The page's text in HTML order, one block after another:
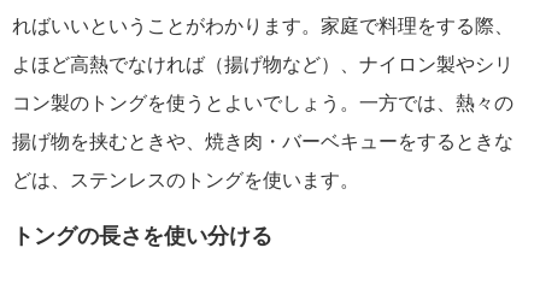
ればいいということがわかります。家庭で料理をする際、
よほど高熱でなければ（揚げ物など）、ナイロン製やシリ
コン製のトングを使うとよいでしょう。一方では、熱々の
揚げ物を挟むときや、焼き肉・バーベキューをするときな
どは、ステンレスのトングを使います。
トングの長さを使い分ける